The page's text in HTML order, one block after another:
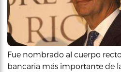
Fue nombrado al cuerpo
bancaria más importante de